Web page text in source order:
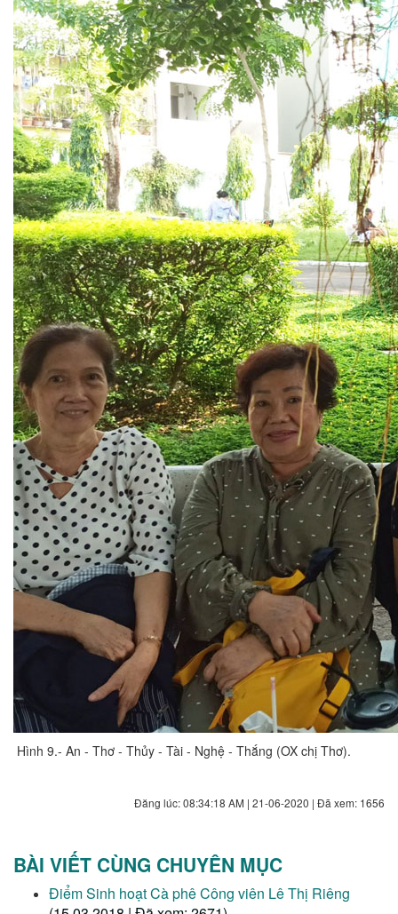
Hình 9.- An - Thơ - Thủy - Tài - Nghệ - Thắng (OX chị Thơ).
Đăng lúc: 08:34:18 AM | 21-06-2020 | Đã xem: 1656
BÀI VIẾT CÙNG CHUYÊN MỤC
Điểm Sinh hoạt Cà phê Công viên Lê Thị Riêng